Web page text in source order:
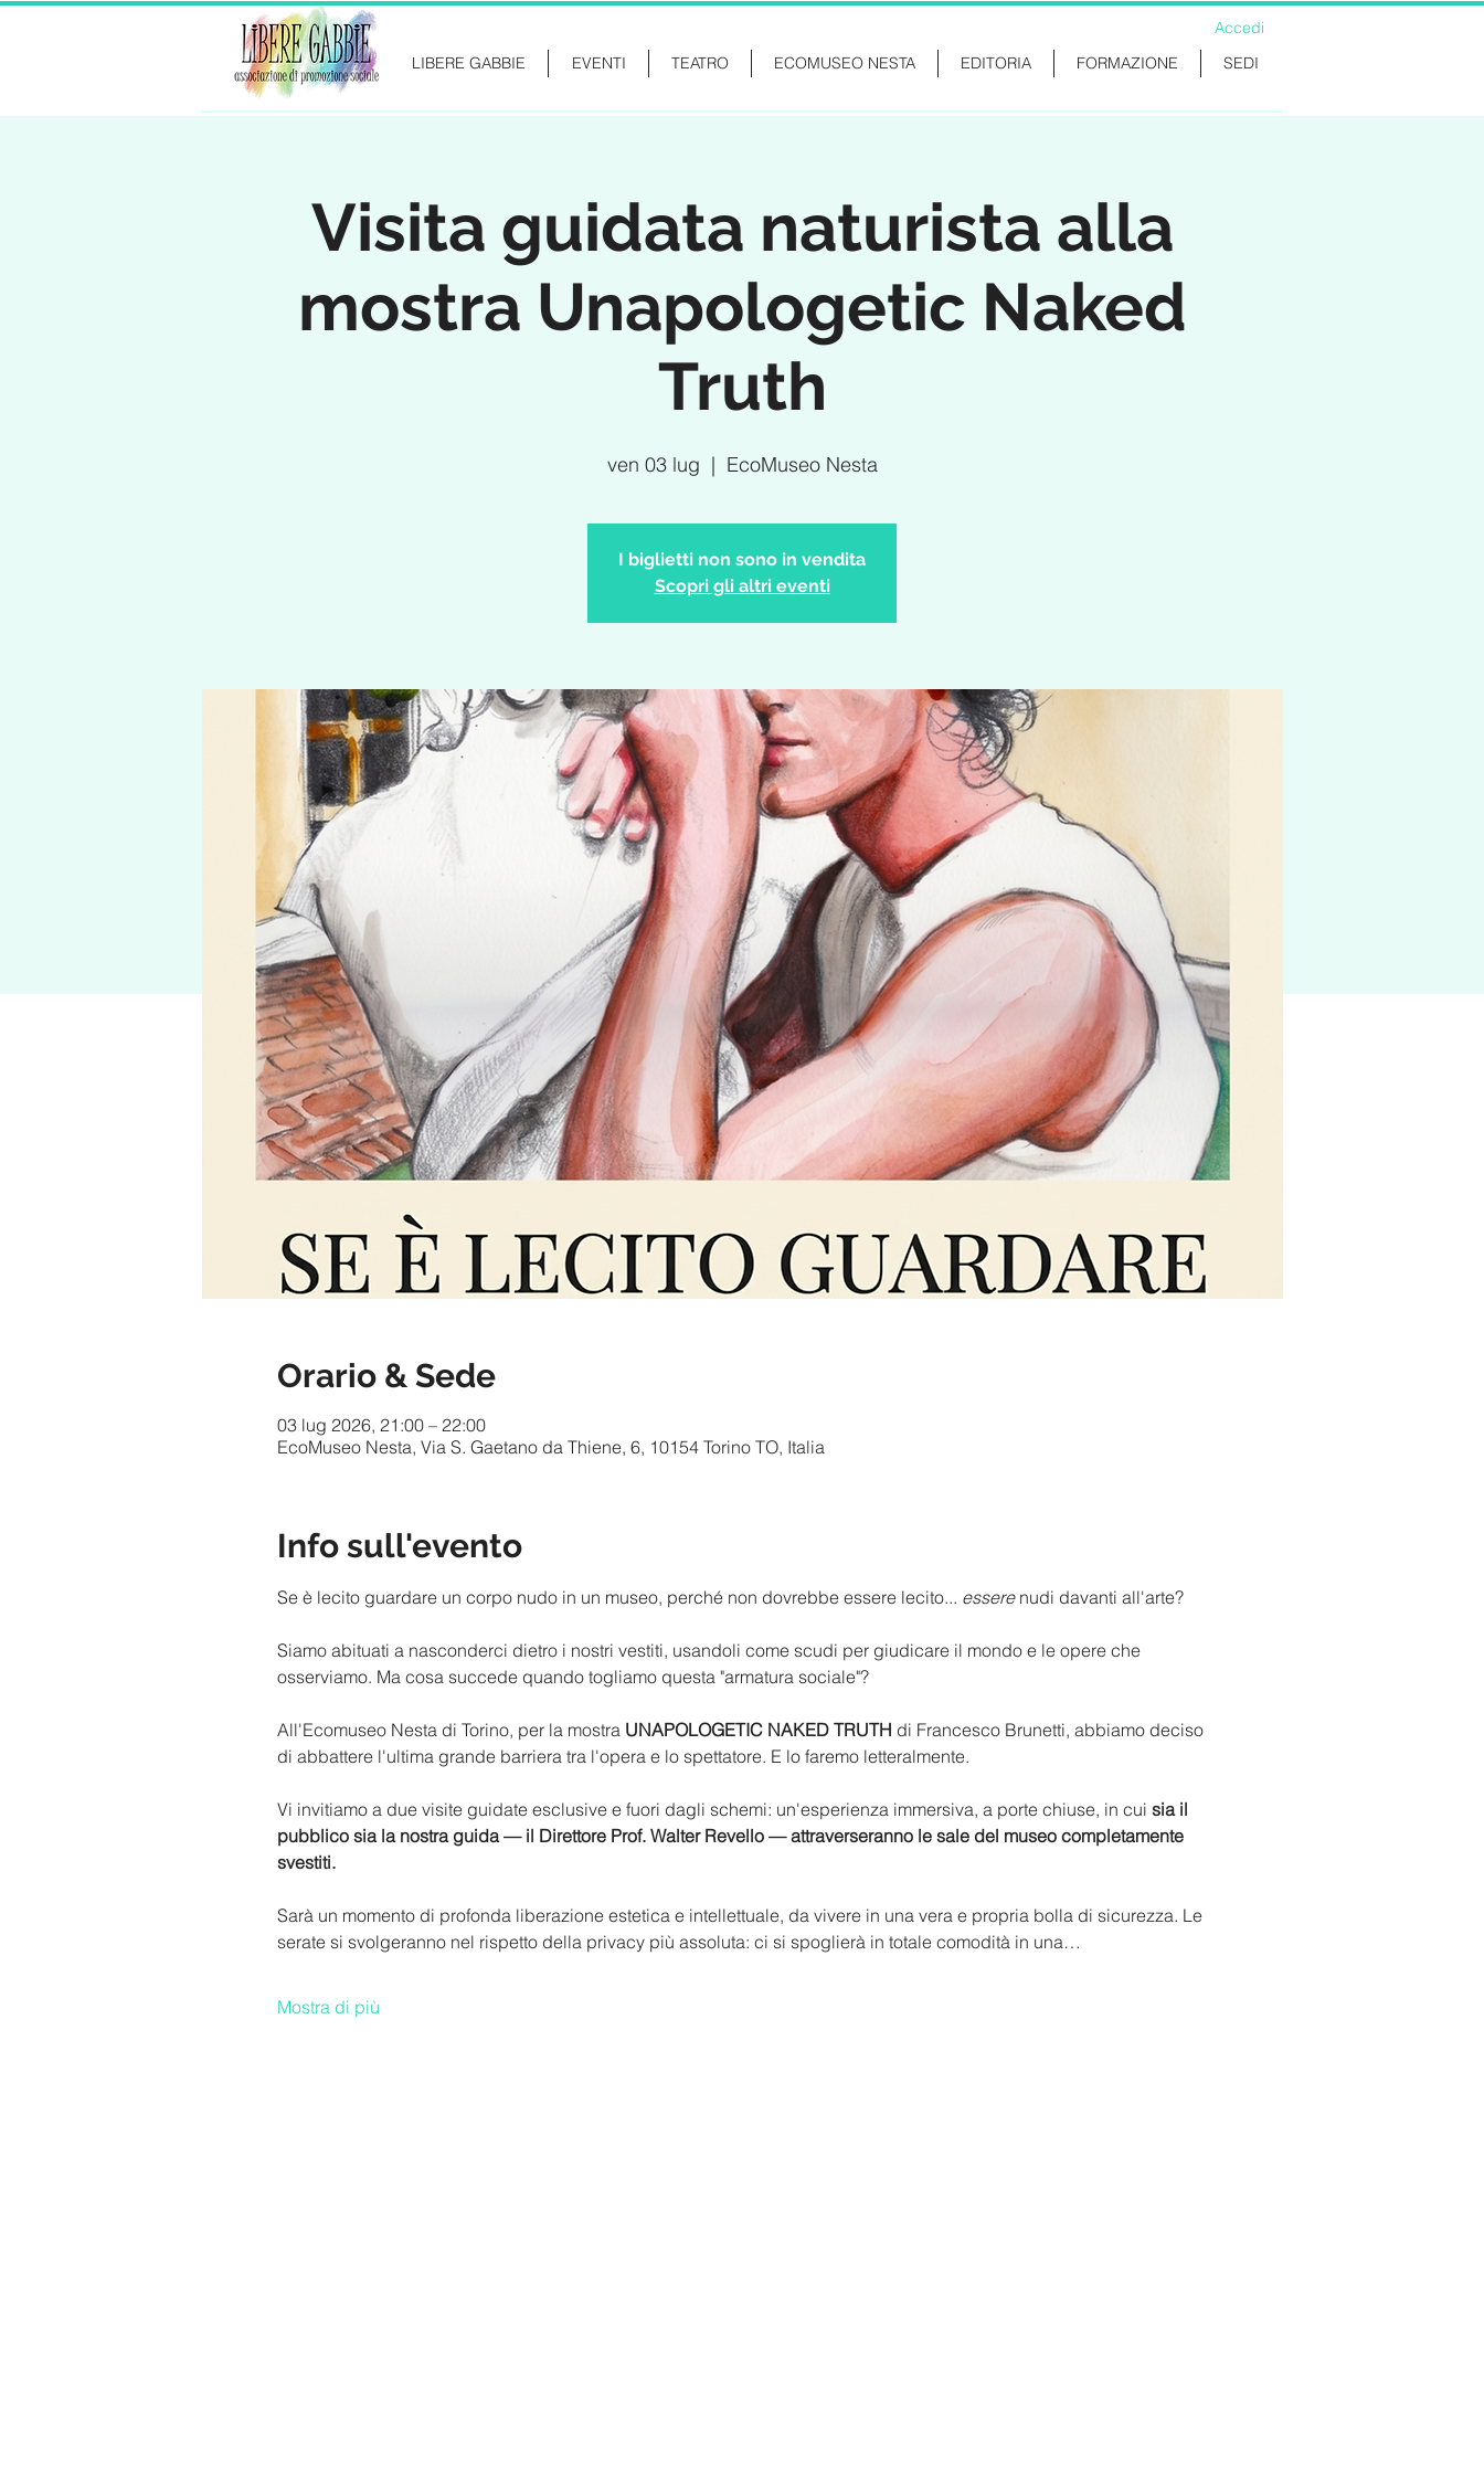
Accedi
LIBERE GABBIE
EVENTI TEATRO ECOMUSEO NESTA EDITORIA FORMAZIONE SEDI
Visita guidata naturista alla
mostra Unapologetic Naked
Truth
ven 03 lug
  |
EcoMuseo Nesta
I biglietti non sono in vendita
Scopri gli altri eventi
Orario & Sede
03 lug 2026, 21:00 – 22:00
EcoMuseo Nesta, Via S. Gaetano da Thiene, 6, 10154 Torino TO, Italia
Info sull'evento
Se è lecito guardare un corpo nudo in un museo, perché non dovrebbe essere lecito... essere nudi davanti all'arte?
Siamo abituati a nasconderci dietro i nostri vestiti, usandoli come scudi per giudicare il mondo e le opere che
osserviamo. Ma cosa succede quando togliamo questa "armatura sociale"?
All'Ecomuseo Nesta di Torino, per la mostra UNAPOLOGETIC NAKED TRUTH di Francesco Brunetti, abbiamo deciso
di abbattere l'ultima grande barriera tra l'opera e lo spettatore. E lo faremo letteralmente.
Vi invitiamo a due visite guidate esclusive e fuori dagli schemi: un'esperienza immersiva, a porte chiuse, in cui sia il
pubblico sia la nostra guida — il Direttore Prof. Walter Revello — attraverseranno le sale del museo completamente
svestiti.
Sarà un momento di profonda liberazione estetica e intellettuale, da vivere in una vera e propria bolla di sicurezza. Le
serate si svolgeranno nel rispetto della privacy più assoluta: ci si spoglierà in totale comodità in una…
Mostra di più